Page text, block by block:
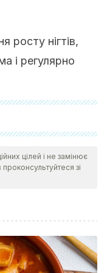
росту нігтів,
і регулярно
yellow nails and long-
Blessy, M., & Jain, H.
of ozonized olive
цілей і не замінює
зі